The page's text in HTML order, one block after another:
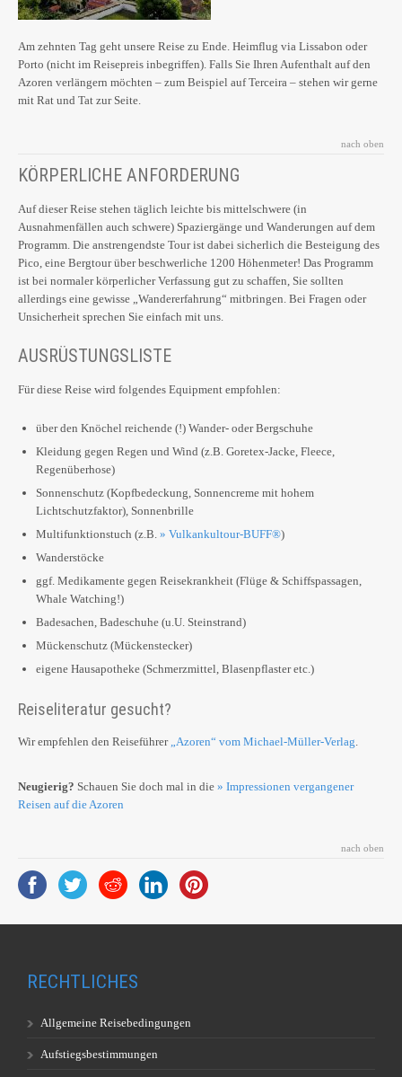
Am zehnten Tag geht unsere Reise zu Ende. Heimflug via Lissabon oder
Porto (nicht im Reisepreis inbegriffen). Falls Sie Ihren Aufenthalt auf den
Azoren verlängern möchten – zum Beispiel auf Terceira – stehen wir gerne
mit Rat und Tat zur Seite.
nach oben
KÖRPERLICHE ANFORDERUNG
Auf dieser Reise stehen täglich leichte bis mittelschwere (in
Ausnahmenfällen auch schwere) Spaziergänge und Wanderungen auf dem
Programm. Die anstrengendste Tour ist dabei sicherlich die Besteigung des
Pico, eine Bergtour über beschwerliche 1200 Höhenmeter! Das Programm
ist bei normaler körperlicher Verfassung gut zu schaffen, Sie sollten
allerdings eine gewisse „Wandererfahrung“ mitbringen. Bei Fragen oder
Unsicherheit sprechen Sie einfach mit uns.
AUSRÜSTUNGSLISTE
Für diese Reise wird folgendes Equipment empfohlen:
über den Knöchel reichende (!) Wander- oder Bergschuhe
Kleidung gegen Regen und Wind (z.B. Goretex-Jacke, Fleece,
Regenüberhose)
Sonnenschutz (Kopfbedeckung, Sonnencreme mit hohem
Lichtschutzfaktor), Sonnenbrille
Multifunktionstuch (z.B. » Vulkankultour-BUFF®)
Wanderstöcke
ggf. Medikamente gegen Reisekrankheit (Flüge & Schiffspassagen,
Whale Watching!)
Badesachen, Badeschuhe (u.U. Steinstrand)
Mückenschutz (Mückenstecker)
eigene Hausapotheke (Schmerzmittel, Blasenpflaster etc.)
Reiseliteratur gesucht?
Wir empfehlen den Reiseführer „Azoren“ vom Michael-Müller-Verlag
Neugierig? Schauen Sie doch mal in die » Impressionen vergangener
Reisen auf die Azoren
nach oben
RECHTLICHES
Allgemeine Reisebedingungen
Aufstiegsbestimmungen